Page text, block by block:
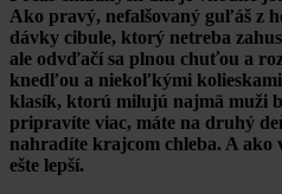
Ako pravý, nefalšovaný guľáš z
dávky cibule, ktorý netreba
ale odvďačí sa plnou chuťou a
knedľou a niekoľkými
klasík, ktorú milujú najmä muži
pripravíte viac, máte na druhý
nahradíte krajcom chleba. A ako
ešte lepší.